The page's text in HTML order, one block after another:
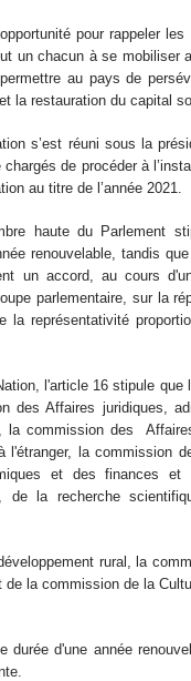
pour rappeler
un chacun à se mobiliser
au pays de
la restauration du capital
s’est réuni sous la
de procéder à
au titre de l’année 2021.
haute du Parlement
renouvelable, tandis
un accord, au cours
parlementaire, sur la
représentativité
l'article 16 stipule que
des Affaires juridiques,
la commission des
l'étranger, la commission
et des finances et
de la recherche
rural, la
la commission de la
d'une année